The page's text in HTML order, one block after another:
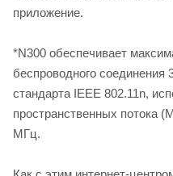
приложение.
*N300 обеспечивает
беспроводного
стандарта IEEE 802.11n,
пространственных потока
МГц.